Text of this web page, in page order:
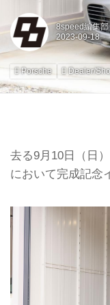
8speed編集部
Porsche Dealer/
去る9月10日（日
において完成記念